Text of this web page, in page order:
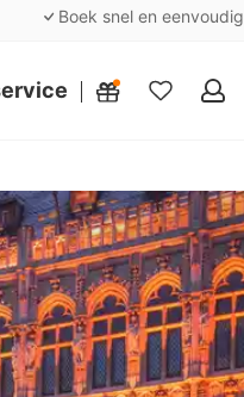
Boek snel en eenvoudig
Mijn